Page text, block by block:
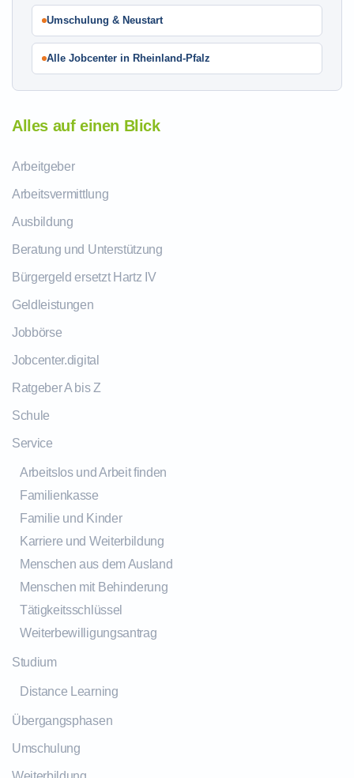
Umschulung & Neustart
Alle Jobcenter in Rheinland-Pfalz
Alles auf einen Blick
Arbeitgeber
Arbeitsvermittlung
Ausbildung
Beratung und Unterstützung
Bürgergeld ersetzt Hartz IV
Geldleistungen
Jobbörse
Jobcenter.digital
Ratgeber A bis Z
Schule
Service
Arbeitslos und Arbeit finden
Familienkasse
Familie und Kinder
Karriere und Weiterbildung
Menschen aus dem Ausland
Menschen mit Behinderung
Tätigkeitsschlüssel
Weiterbewilligungsantrag
Studium
Distance Learning
Übergangsphasen
Umschulung